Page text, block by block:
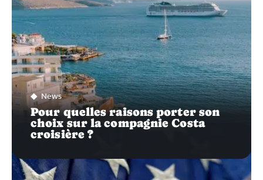
News
Pour quelles raisons porter son
choix sur la compagnie Costa
croisière ?